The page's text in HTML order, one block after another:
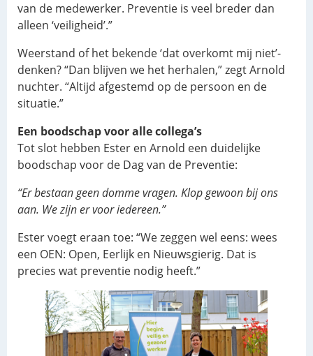
van de medewerker. Preventie is veel breder dan
alleen ‘veiligheid’.”
Weerstand of het bekende ‘dat overkomt mij niet’-
denken? “Dan blijven we het herhalen,” zegt Arnold
nuchter. “Altijd afgestemd op de persoon en de
situatie.”
Een boodschap voor alle collega’s
Tot slot hebben Ester en Arnold een duidelijke
boodschap voor de Dag van de Preventie:
“Er bestaan geen domme vragen. Klop gewoon bij ons
aan. We zijn er voor iedereen.”
Ester voegt eraan toe: “We zeggen wel eens: wees
een OEN: Open, Eerlijk en Nieuwsgierig. Dat is
precies wat preventie nodig heeft.”